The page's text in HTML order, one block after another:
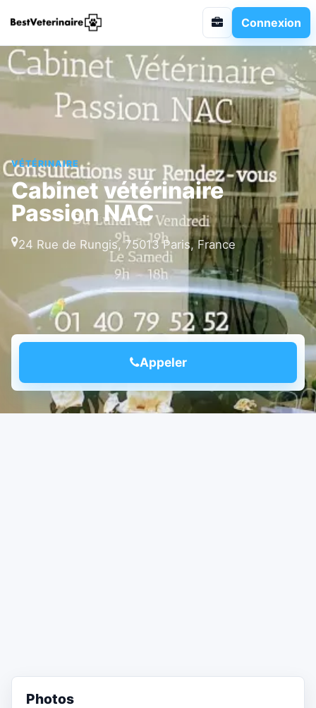
Connexion
VÉTÉRINAIRE
Cabinet vétérinaire
Passion NAC
24 Rue de Rungis, 75013 Paris, France
Appeler
Photos